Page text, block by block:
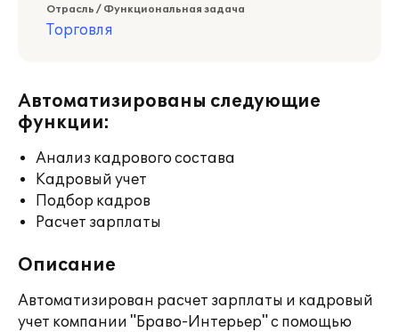
Отрасль / Функциональная задача
Торговля
Автоматизированы следующие
функции:
Анализ кадрового состава
Кадровый учет
Подбор кадров
Расчет зарплаты
Описание
Автоматизирован расчет зарплаты и кадровый
учет компании "Браво-Интерьер" с помощью